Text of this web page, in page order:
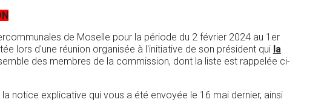
de Moselle pour la période du 2 février 2024 au 1er
lors d'une réunion organisée à l'initiative de son président qui la
des membres de la commission, dont la liste est rappelée ci-
notice explicative qui vous a été envoyée le 16 mai dernier, ainsi